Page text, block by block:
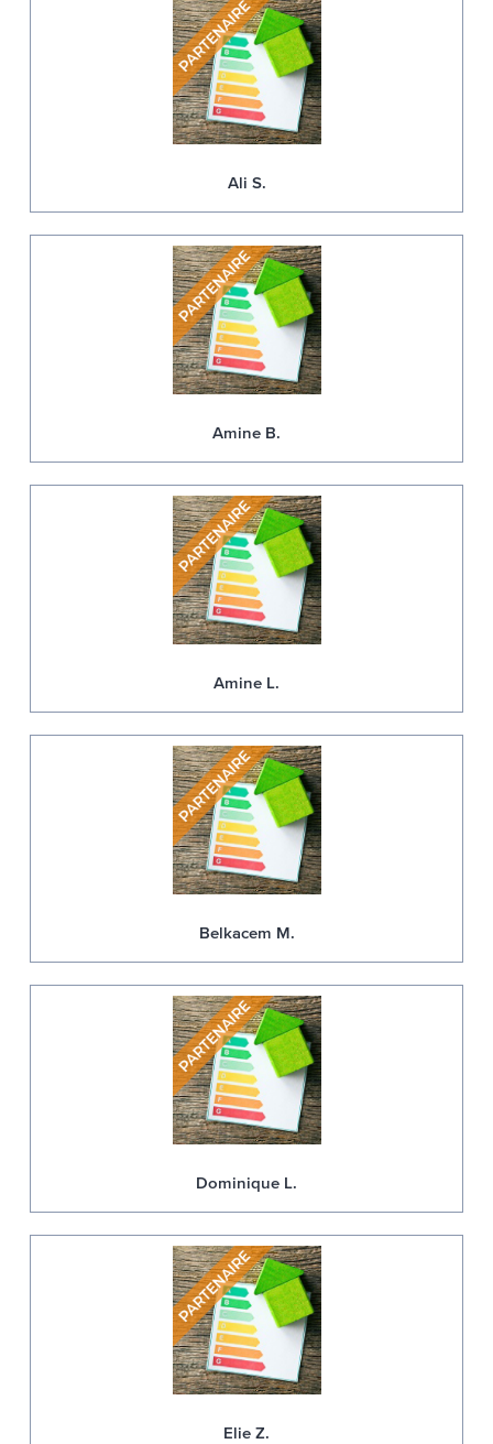
Ali S.
Amine B.
Amine L.
Belkacem M.
Dominique L.
Elie Z.